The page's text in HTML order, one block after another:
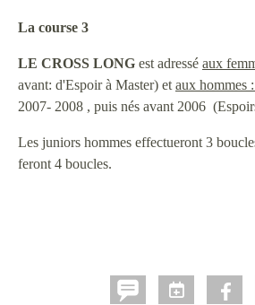
La course 3
LE CROSS LONG est adressé aux
avant: d'Espoir à Master) et aux hommes
2007- 2008 , puis nés avant 2006
Les juniors hommes effectueront 3
feront 4 boucles.